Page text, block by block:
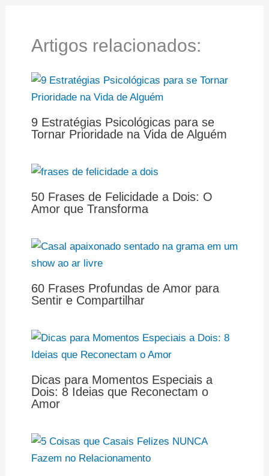
Artigos relacionados:
9 Estratégias Psicológicas para se
Tornar Prioridade na Vida de Alguém
50 Frases de Felicidade a Dois: O
Amor que Transforma
60 Frases Profundas de Amor para
Sentir e Compartilhar
Dicas para Momentos Especiais a
Dois: 8 Ideias que Reconectam o
Amor